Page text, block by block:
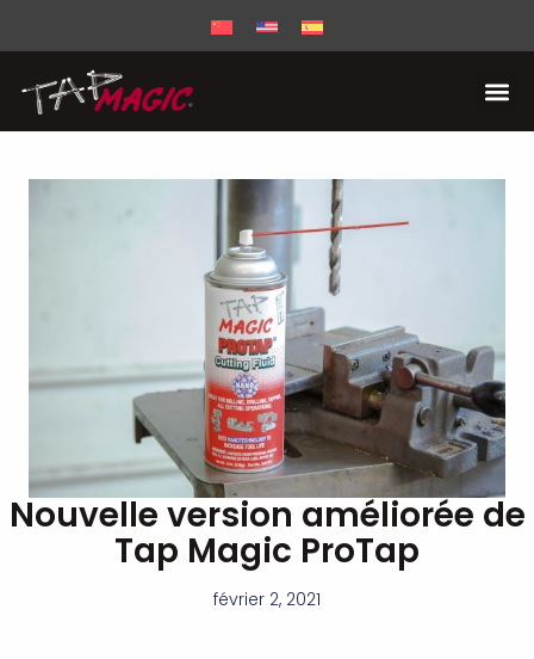
Nouvelle version améliorée de
Tap Magic ProTap
février 2, 2021